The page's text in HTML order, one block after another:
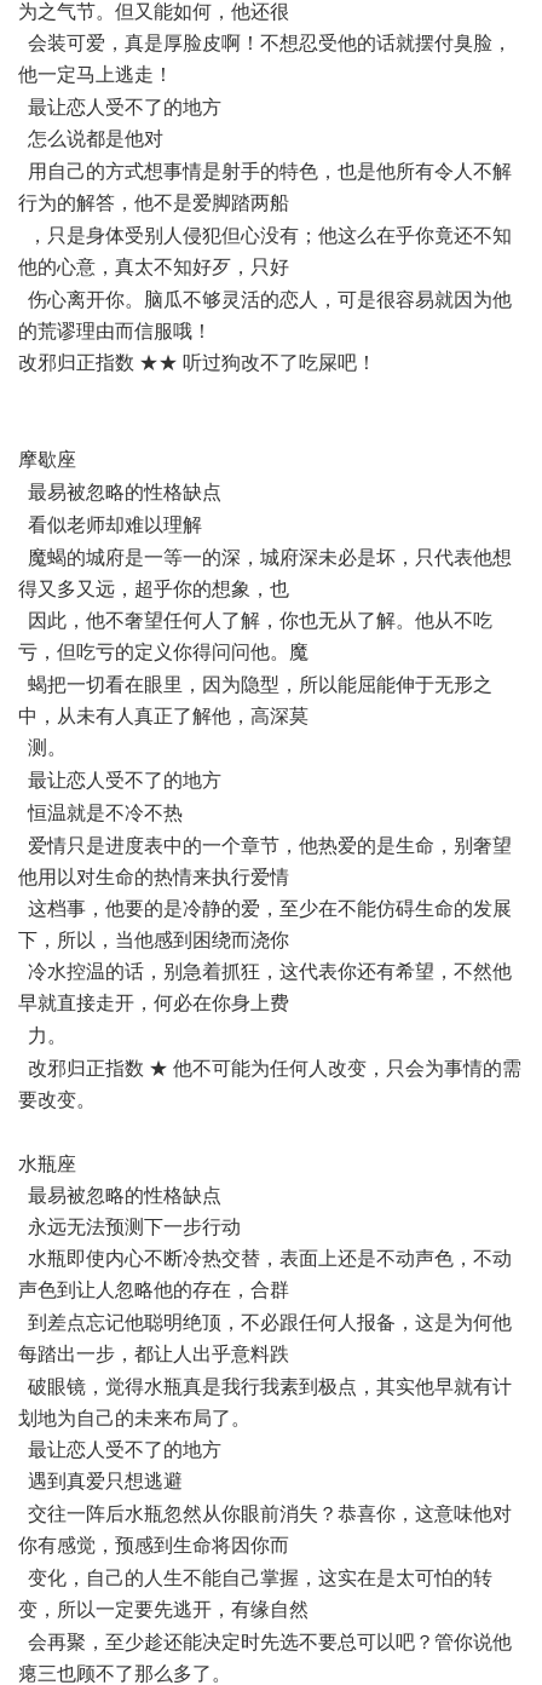
为之气节。但又能如何，他还很
会装可爱，真是厚脸皮啊！不想忍受他的话就摆付臭脸，
他一定马上逃走！
最让恋人受不了的地方
怎么说都是他对
用自己的方式想事情是射手的特色，也是他所有令人不解
行为的解答，他不是爱脚踏两船
，只是身体受别人侵犯但心没有；他这么在乎你竟还不知
他的心意，真太不知好歹，只好
伤心离开你。脑瓜不够灵活的恋人，可是很容易就因为他
的荒谬理由而信服哦！
改邪归正指数 ★★ 听过狗改不了吃屎吧！
摩歇座
最易被忽略的性格缺点
看似老师却难以理解
魔蝎的城府是一等一的深，城府深未必是坏，只代表他想
得又多又远，超乎你的想象，也
因此，他不奢望任何人了解，你也无从了解。他从不吃
亏，但吃亏的定义你得问问他。魔
蝎把一切看在眼里，因为隐型，所以能屈能伸于无形之
中，从未有人真正了解他，高深莫
测。
最让恋人受不了的地方
恒温就是不冷不热
爱情只是进度表中的一个章节，他热爱的是生命，别奢望
他用以对生命的热情来执行爱情
这档事，他要的是冷静的爱，至少在不能仿碍生命的发展
下，所以，当他感到困绕而浇你
冷水控温的话，别急着抓狂，这代表你还有希望，不然他
早就直接走开，何必在你身上费
力。
改邪归正指数 ★ 他不可能为任何人改变，只会为事情的需
要改变。
水瓶座
最易被忽略的性格缺点
永远无法预测下一步行动
水瓶即使内心不断冷热交替，表面上还是不动声色，不动
声色到让人忽略他的存在，合群
到差点忘记他聪明绝顶，不必跟任何人报备，这是为何他
每踏出一步，都让人出乎意料跌
破眼镜，觉得水瓶真是我行我素到极点，其实他早就有计
划地为自己的未来布局了。
最让恋人受不了的地方
遇到真爱只想逃避
交往一阵后水瓶忽然从你眼前消失？恭喜你，这意味他对
你有感觉，预感到生命将因你而
变化，自己的人生不能自己掌握，这实在是太可怕的转
变，所以一定要先逃开，有缘自然
会再聚，至少趁还能决定时先选不要总可以吧？管你说他
瘪三也顾不了那么多了。